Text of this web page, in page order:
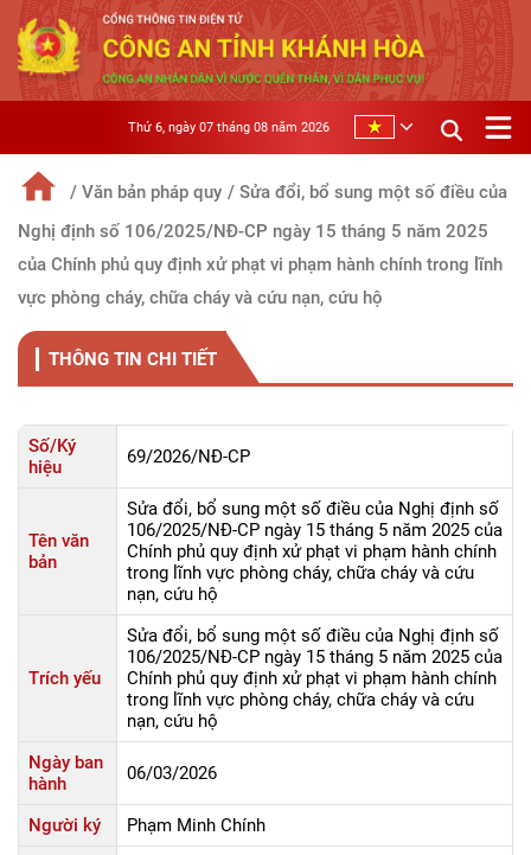
Thứ 6, ngày 07 tháng 08 năm 2026
/ Văn bản pháp quy / Sửa đổi, bổ sung một số điều của
Nghị định số 106/2025/NĐ-CP ngày 15 tháng 5 năm 2025
của Chính phủ quy định xử phạt vi phạm hành chính trong lĩnh
vực phòng cháy, chữa cháy và cứu nạn, cứu hộ
THÔNG TIN CHI TIẾT
Số/Ký
hiệu
69/2026/NÐ-CP
Tên văn
bản
Sửa đổi, bổ sung một số điều của Nghị định số
106/2025/NĐ-CP ngày 15 tháng 5 năm 2025 của
Chính phủ quy định xử phạt vi phạm hành chính
trong lĩnh vực phòng cháy, chữa cháy và cứu
nạn, cứu hộ
Trích yếu
Sửa đổi, bổ sung một số điều của Nghị định số
106/2025/NĐ-CP ngày 15 tháng 5 năm 2025 của
Chính phủ quy định xử phạt vi phạm hành chính
trong lĩnh vực phòng cháy, chữa cháy và cứu
nạn, cứu hộ
Ngày ban
hành
06/03/2026
Người ký
Phạm Minh Chính